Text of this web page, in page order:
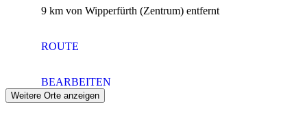
9 km von Wipperfürth (Zentrum) entfernt
ROUTE
BEARBEITEN
Weitere Orte anzeigen